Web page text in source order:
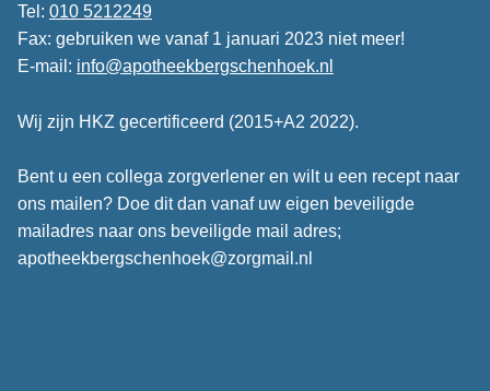
Tel: 010 5212249
Fax: gebruiken we vanaf 1 januari 2023 niet meer!
E-mail: info@apotheekbergschenhoek.nl
Wij zijn HKZ gecertificeerd (2015+A2 2022).
Bent u een collega zorgverlener en wilt u een recept naar
ons mailen? Doe dit dan vanaf uw eigen beveiligde
mailadres naar ons beveiligde mail adres;
apotheekbergschenhoek@zorgmail.nl